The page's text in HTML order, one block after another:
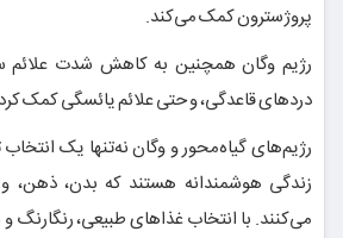
پروژسترون کمک می‌کند.
رژیم وگان همچنین به کاهش شدت علائم
دردهای قاعدگی، و حتی علائم یائسگی کمک
رژیم‌های گیاه‌محور و وگان نه‌تنها یک
زندگی هوشمندانه هستند که بدن، ذهن،
می‌کنند. با انتخاب غذاهای طبیعی، رنگارنگ و